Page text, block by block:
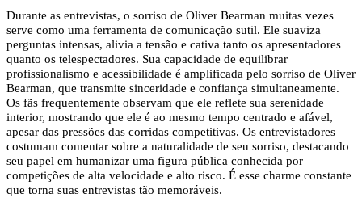
Durante as entrevistas, o sorriso de Oliver Bearman muitas vezes
serve como uma ferramenta de comunicação sutil. Ele suaviza
perguntas intensas, alivia a tensão e cativa tanto os apresentadores
quanto os telespectadores. Sua capacidade de equilibrar
profissionalismo e acessibilidade é amplificada pelo sorriso de Oliver
Bearman, que transmite sinceridade e confiança simultaneamente.
Os fãs frequentemente observam que ele reflete sua serenidade
interior, mostrando que ele é ao mesmo tempo centrado e afável,
apesar das pressões das corridas competitivas. Os entrevistadores
costumam comentar sobre a naturalidade de seu sorriso, destacando
seu papel em humanizar uma figura pública conhecida por
competições de alta velocidade e alto risco. É esse charme constante
que torna suas entrevistas tão memoráveis.